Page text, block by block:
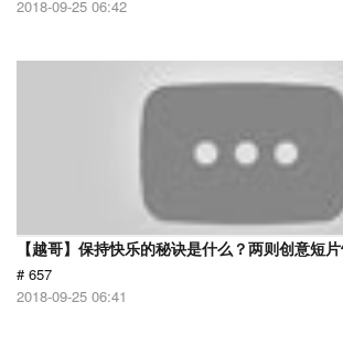
2018-09-25 06:42
【越哥】保持快乐的秘诀是什么？两则创意短片
# 657
2018-09-25 06:41